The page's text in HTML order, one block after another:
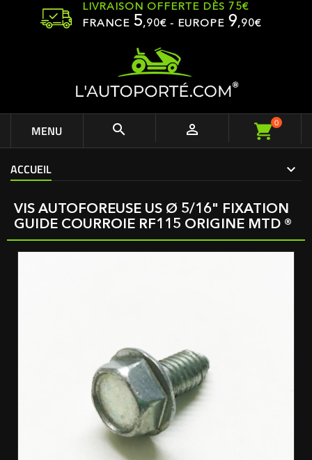
LIVRAISON OFFERTE DÈS 75€
FRANCE 5,90€ - EUROPE 9,90€
MENU   0
ACCUEIL
VIS AUTOFOREUSE US Ø 5/16" FIXATION
GUIDE COURROIE RF115 ORIGINE MTD ®